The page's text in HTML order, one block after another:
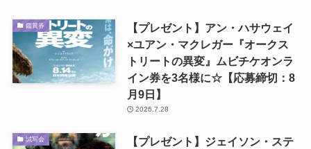
鑑賞券
【プレゼント】アン・ハサウェイ
×ユアン・マクレガー『オークス
トリートの異変』ムビチケオンラ
イン券を3名様に☆【応募締切：8
月9日】
2026.7.28
試写会
【プレゼント】ジェイソン・ステ